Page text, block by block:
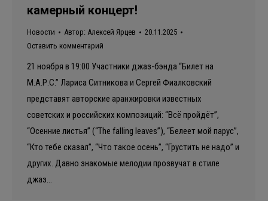
камерный концерт!
Новости Автор: Алексей Ярцев
20.11.2025
Оставить комментарий
21 ноября в 19:00 Участники джаз-бэнда “Билет на
М.А.Р.С.” Лариса Ситникова и Сергей Фиалковский
представят авторские аранжировки известных
советских и российских композиций: “Всё пройдёт”,
“Осенние листья” (“The falling leaves”), “Белеет мой парус”,
“Кто тебе сказал”, “Что такое осень”, “Грустить не надо” и
других. Давно знакомые мелодии прозвучат в стиле
джаз…